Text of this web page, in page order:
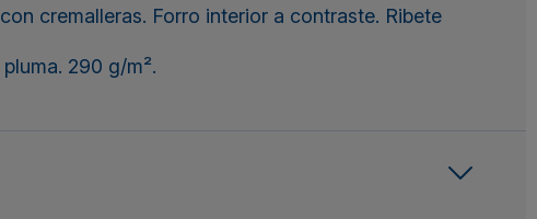
cremalleras. Forro interior a contraste. Ribete
290 g/m².